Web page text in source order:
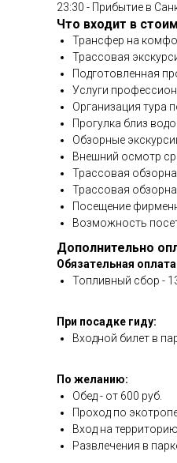
23:30 - Прибытие в
Что входит в
Трансфер на
Трассовая
Подготовленная
Услуги
Организация тура
Прогулка близ
Обзорные
Внешний осмотр
Трассовая
Трассовая
Посещение
Возможность
Дополнительно
Обязательная
Топливный сбор -
При посадке гиду:
Входной билет в
По желанию:
Обед - от 600 руб.
Проход по
Вход на
Развлечения в